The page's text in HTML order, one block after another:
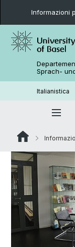
Informazioni
Sprach-
Italianistica